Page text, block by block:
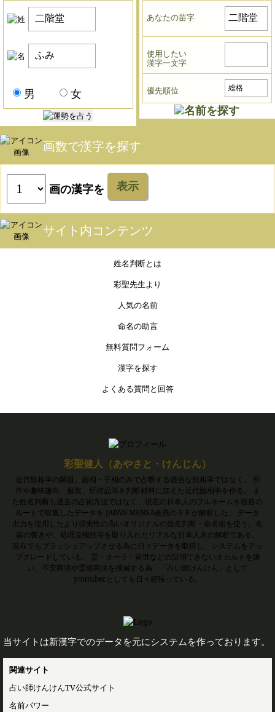
男 女
あなたの苗字
使用したい
漢字一文字
優先順位
画数で漢字を探す
画の漢字を 表示
サイト内コンテンツ
姓名判断とは
彩聖先生より
人気の名前
命名の助言
無料質問フォーム
漢字を探す
よくある質問と回答
彩聖健人（あやさと・けんじん）
近代観相学の開祖。面相・手相のみで占断する適当な観相学ではなく、 所
作や趣味趣向、服装、所持品等を判断材料に加えた近代観相学を作る。 ま
た姓名判断も過去の占術方法ではなく、現在の日本人のフルネームを独自の
ルートで収集したデータを JAPAN MENSA会員のＳＥが解析した、 データ
出力を使用したより現実性の高いオリジナルの姓名判断・命名術を使う。名
前の響きや、処理流暢性等を取り入れたリアルな日本人名の解析である。
現在でもブラッシュアップさせる為に日々データを取得し、システムをアッ
プグレードしている。 霊・オーラ・前世などの証明できないオカルトを嫌
い、不安商法や霊感商法を撲滅する為、「占い師けんけん」として
youtuberとしても日々頑張っている。
当サイトは新漢字でのデータを元にシステムを作っております。
関連サイト
占い師けんけんTV公式サイト
名前パワー